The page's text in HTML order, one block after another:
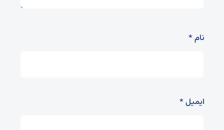
نام*
ایمیل*